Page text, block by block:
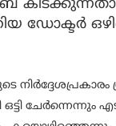
ഡോക്ടർ
ചേർന്നെന്നും